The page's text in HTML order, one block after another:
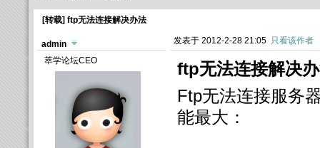
[转载] ftp无法连接解决办法
admin
萃学论坛CEO
发表于 2012-2-28 21:05 只看该作者
ftp无法连接解决
Ftp无法连接服务
能最大：